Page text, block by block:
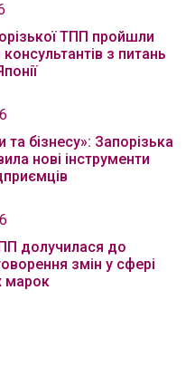
ТПП пройшли
з питань
та бізнесу»: Запорізька
нові інструменти
долучилася до
змін у сфері
марок